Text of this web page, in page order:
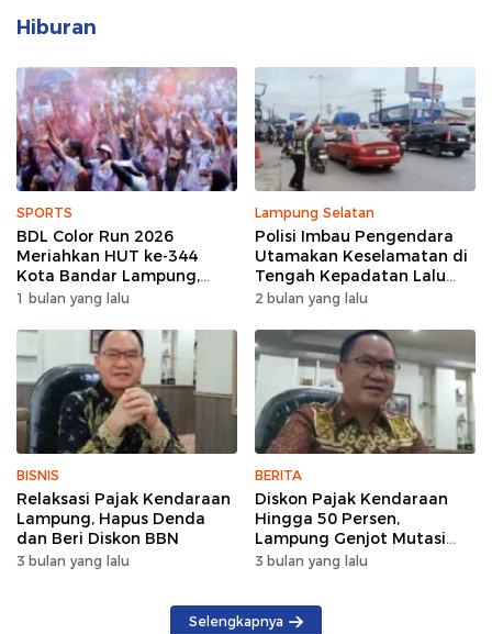
Hiburan
SPORTS
BDL Color Run 2026
Meriahkan HUT ke-344
Kota Bandar Lampung,
Wujud Semangat Sehat
1 bulan yang lalu
Lampung Selatan
Polisi Imbau Pengendara
Utamakan Keselamatan di
Tengah Kepadatan Lalu
Lintas Pagi Hari
2 bulan yang lalu
BISNIS
Relaksasi Pajak Kendaraan
Lampung, Hapus Denda
dan Beri Diskon BBN
3 bulan yang lalu
BERITA
Diskon Pajak Kendaraan
Hingga 50 Persen,
Lampung Genjot Mutasi
Kendaraan Luar Daerah
3 bulan yang lalu
Selengkapnya